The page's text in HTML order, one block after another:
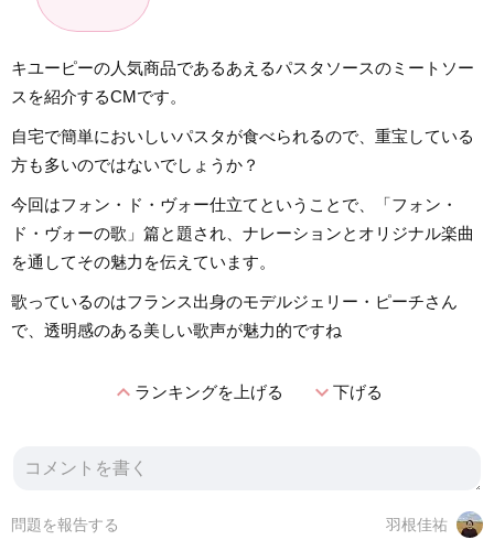
キユーピーの人気商品であるあえるパスタソースのミートソー
スを紹介するCMです。
自宅で簡単においしいパスタが食べられるので、重宝している
方も多いのではないでしょうか？
今回はフォン・ド・ヴォー仕立てということで、「フォン・
ド・ヴォーの歌」篇と題され、ナレーションとオリジナル楽曲
を通してその魅力を伝えています。
歌っているのはフランス出身のモデルジェリー・ピーチさん
で、透明感のある美しい歌声が魅力的ですね
expand_lessランキングを上げる expand_more下げる
羽根佳祐
問題を報告する